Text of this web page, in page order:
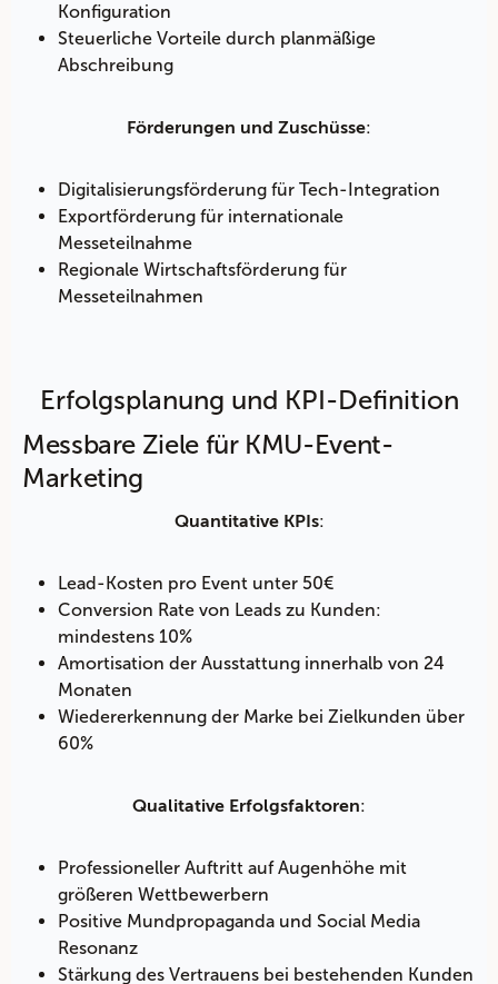
Konfiguration
Steuerliche Vorteile durch planmäßige
Abschreibung
Förderungen und Zuschüsse:
Digitalisierungsförderung für Tech-Integration
Exportförderung für internationale
Messeteilnahme
Regionale Wirtschaftsförderung für
Messeteilnahmen
Erfolgsplanung und KPI-Definition
Messbare Ziele für KMU-Event-
Marketing
Quantitative KPIs:
Lead-Kosten pro Event unter 50€
Conversion Rate von Leads zu Kunden:
mindestens 10%
Amortisation der Ausstattung innerhalb von 24
Monaten
Wiedererkennung der Marke bei Zielkunden über
60%
Qualitative Erfolgsfaktoren:
Professioneller Auftritt auf Augenhöhe mit
größeren Wettbewerbern
Positive Mundpropaganda und Social Media
Resonanz
Stärkung des Vertrauens bei bestehenden Kunden